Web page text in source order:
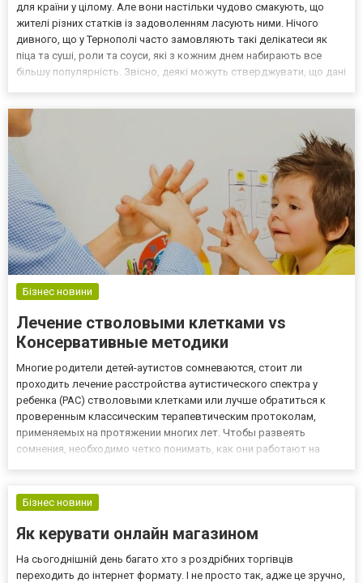
для країни у цілому. Але вони настільки чудово смакують, що
жителі різних статків із задоволенням ласують ними. Нічого
дивного, що у Тернополі часто замовляють такі делікатеси як
піца та суші, роли та соуси, які з кожним днем набирають все
більшу популярність. Звісно, деякі можуть стверджувати, що дані
Бізнес новини
Лечение стволовыми клетками vs
Консервативные методики
Многие родители детей-аутистов сомневаются, стоит ли
проходить лечение расстройства аутистического спектра у
ребенка (РАС) стволовыми клетками или лучше обратиться к
проверенным классическим терапевтическим протоколам,
применяемых на протяжении многих лет. Чтобы развеять
сомнения, необходимо четко понимать, как они работают на
консервативных...
Бізнес новини
Як керувати онлайн магазином
На сьогоднішній день багато хто з роздрібних торгівців
переходить до інтернет формату. І не просто так, адже це зручно,